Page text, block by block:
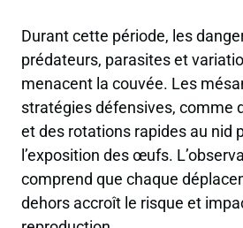
Durant cette période, les
prédateurs, parasites et
menacent la couvée. Les
stratégies défensives, comme
et des rotations rapides au nid
l’exposition des œufs.
comprend que chaque
dehors accroît le risque et